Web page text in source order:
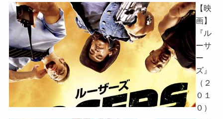
【映
画】
『ル
ーサ
ー
ズ』
（２
０１
０）